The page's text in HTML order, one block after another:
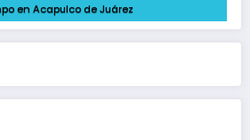
en Acapulco de Juárez